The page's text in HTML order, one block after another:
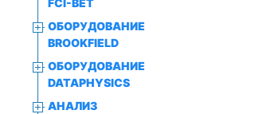
FCI-BET
ОБОРУДОВАНИЕ
BROOKFIELD
ОБОРУДОВАНИЕ
DATAPHYSICS
АНАЛИЗ